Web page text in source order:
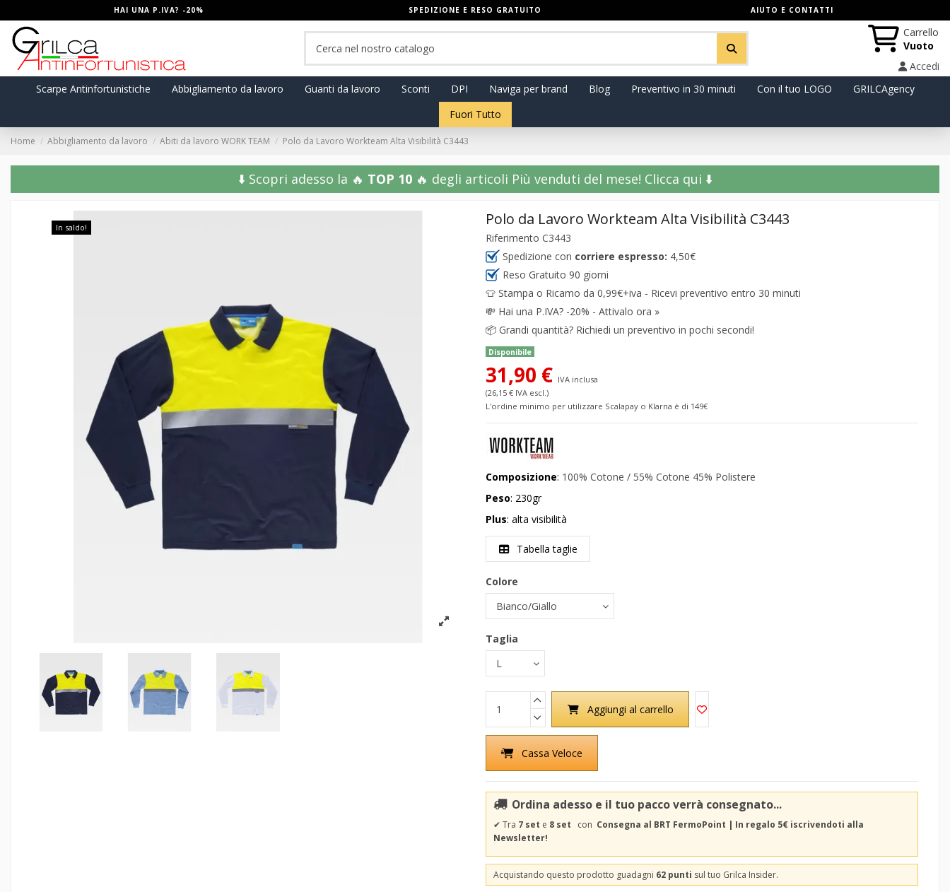
HAI UNA P.IVA? -20% SPEDIZIONE E RESO GRATUITO AIUTO E CONTATTI
Carrello
Vuoto
Accedi
Scarpe Antinfortunistiche
Abbigliamento da lavoro Guanti da lavoro Sconti DPI Naviga per brand Blog Preventivo in 30 minuti Con il tuo LOGO
GRILCAgency
Fuori Tutto
Home Abbigliamento da lavoro Abiti da lavoro WORK TEAM Polo da Lavoro Workteam Alta Visibilità C3443
⬇️ Scopri adesso la 🔥 TOP 10🔥 degli articoli Più venduti del mese!️ Clicca qui ⬇️
In saldo! Polo da Lavoro Workteam Alta Visibilità C3443
Riferimento C3443
Spedizione con corriere espresso: 4,50€
Reso Gratuito 90 giorni
👕 Stampa o Ricamo da 0,99€+iva - Ricevi preventivo entro 30 minuti
💸 Hai una P.IVA? -20% - Attivalo ora »
📦 Grandi quantità? Richiedi un preventivo in pochi secondi!
Disponibile
31,90 € IVA inclusa
(26,15 € IVA escl.)
L'ordine minimo per utilizzare Scalapay o Klarna è di 149€
Composizione: 100% Cotone / 55% Cotone 45% Polistere
Peso: 230gr
Plus: alta visibilità
Tabella taglie
Colore
Taglia
Aggiungi al carrello
Cassa Veloce
Ordina adesso e il tuo pacco verrà consegnato...
✔ Tra 7 set e 8 set con Consegna al BRT FermoPoint | In regalo 5€ iscrivendoti alla
Newsletter!
Acquistando questo prodotto guadagni 62 punti sul tuo Grilca Insider.